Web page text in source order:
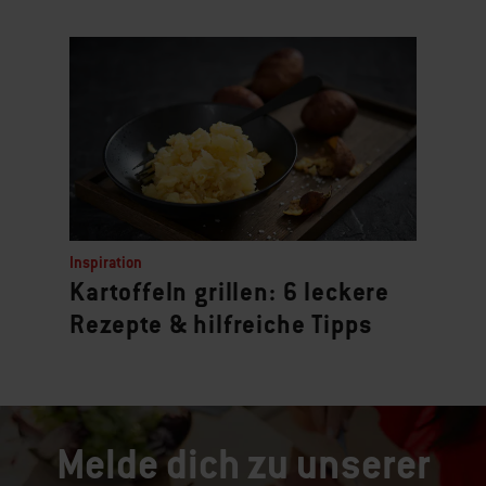
Inspiration
Kartoffeln grillen: 6 leckere
Rezepte & hilfreiche Tipps
Melde dich zu unserer